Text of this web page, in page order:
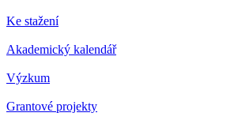
Ke stažení
Akademický kalendář
Výzkum
Grantové projekty